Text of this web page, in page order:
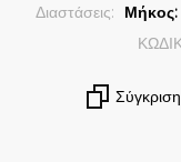
Διαστάσεις:
Σύγκριση